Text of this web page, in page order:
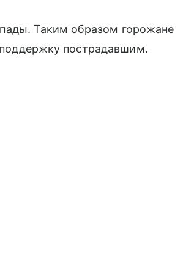
Таким образом горожане
пострадавшим.